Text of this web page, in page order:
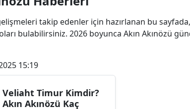
takip edenler için hazırlanan bu
bulabilirsiniz. 2026 boyunca Akın Akınözü
15:19
Veliaht Timur Kimdir?
Akın Akınözü Kaç